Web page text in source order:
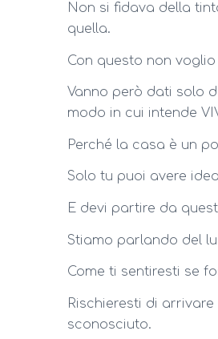
Non si fidava della
quella.
Con questo non
Vanno però dati solo
modo in cui intende
Perché la casa è un
Solo tu puoi avere
E devi partire da
Stiamo parlando del
Come ti sentiresti se
Rischieresti di
sconosciuto.